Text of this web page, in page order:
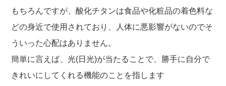
もちろんですが、酸化チタンは食品や化粧品の着色料な
どの身近で使用されており、人体に悪影響がないのでそ
ういった心配はありません。
簡単に言えば、光(日光)が当たることで、勝手に自分で
きれいにしてくれる機能のことを指します